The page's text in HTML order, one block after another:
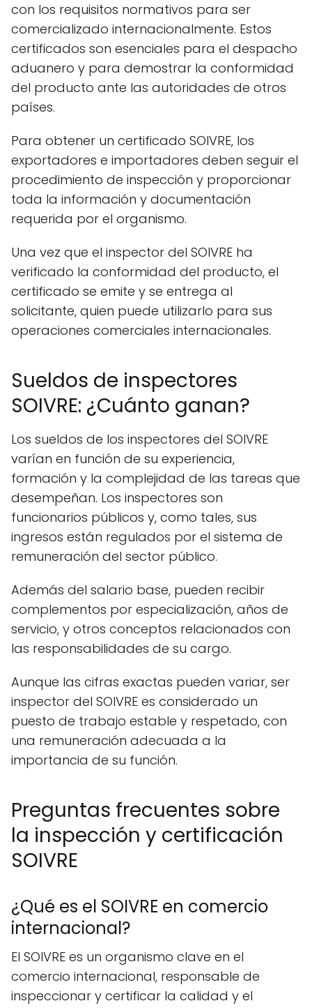
con los requisitos normativos para ser
comercializado internacionalmente. Estos
certificados son esenciales para el despacho
aduanero y para demostrar la conformidad
del producto ante las autoridades de otros
países.
Para obtener un certificado SOIVRE, los
exportadores e importadores deben seguir el
procedimiento de inspección y proporcionar
toda la información y documentación
requerida por el organismo.
Una vez que el inspector del SOIVRE ha
verificado la conformidad del producto, el
certificado se emite y se entrega al
solicitante, quien puede utilizarlo para sus
operaciones comerciales internacionales.
Sueldos de inspectores
SOIVRE: ¿Cuánto ganan?
Los sueldos de los inspectores del SOIVRE
varían en función de su experiencia,
formación y la complejidad de las tareas que
desempeñan. Los inspectores son
funcionarios públicos y, como tales, sus
ingresos están regulados por el sistema de
remuneración del sector público.
Además del salario base, pueden recibir
complementos por especialización, años de
servicio, y otros conceptos relacionados con
las responsabilidades de su cargo.
Aunque las cifras exactas pueden variar, ser
inspector del SOIVRE es considerado un
puesto de trabajo estable y respetado, con
una remuneración adecuada a la
importancia de su función.
Preguntas frecuentes sobre
la inspección y certificación
SOIVRE
¿Qué es el SOIVRE en comercio
internacional?
El SOIVRE es un organismo clave en el
comercio internacional, responsable de
inspeccionar y certificar la calidad y el